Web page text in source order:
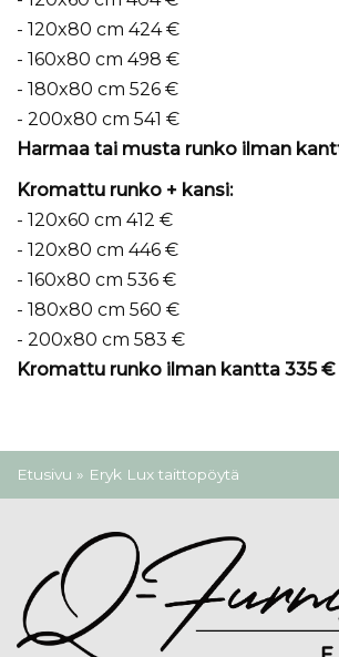
- 120x80 cm 424 €
- 160x80 cm 498 €
- 180x80 cm 526 €
- 200x80 cm 541 €
Harmaa tai musta runko ilman
Kromattu runko + kansi:
- 120x60 cm 412 €
- 120x80 cm 446 €
- 160x80 cm 536 €
- 180x80 cm 560 €
- 200x80 cm 583 €
Kromattu runko ilman kantta 335 €
Olet täällä
Etusivu » Eryk Lux taittopöytä